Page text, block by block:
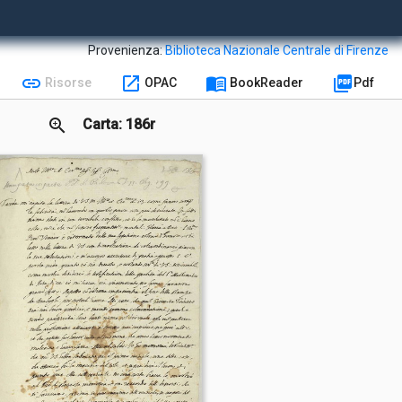
Provenienza:Biblioteca Nazionale Centrale di Firenze
link Risorse open_in_new OPAC menu_book BookReader picture_as_pdf Pdf
zoom_in Carta: 186r